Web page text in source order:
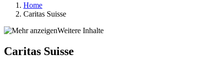
Home
Caritas Suisse
Weitere Inhalte
Caritas Suisse